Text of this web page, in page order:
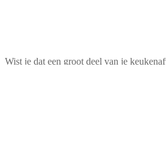
Wist je dat een groot deel van je